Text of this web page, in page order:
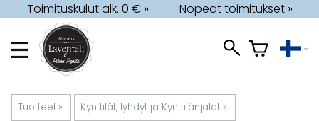
Toimituskulut alk. 0 € » Nopeat toimitukset »
Tuotteet ‪» Kynttilät, lyhdyt ja Kynttilänjalat ‪»